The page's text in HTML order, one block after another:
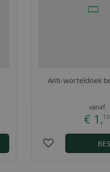
Anti-worteldoek
vanaf
€ 1 ,10